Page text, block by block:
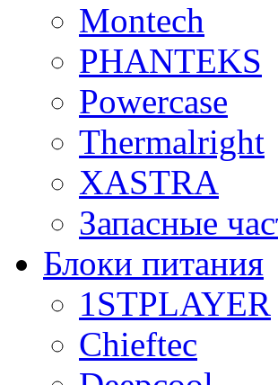
Montech
PHANTEKS
Powercase
Thermalright
XASTRA
Запасные
Блоки питания
1STPLAYER
Chieftec